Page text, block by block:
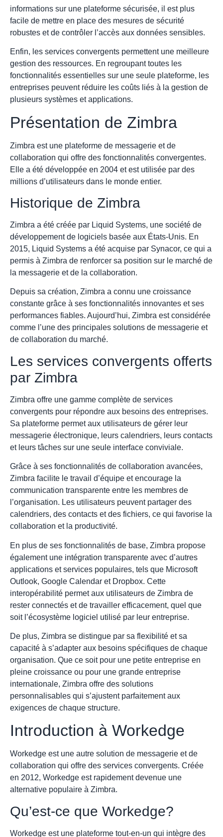
informations sur une plateforme sécurisée, il est plus
facile de mettre en place des mesures de sécurité
robustes et de contrôler l’accès aux données sensibles.
Enfin, les services convergents permettent une meilleure
gestion des ressources. En regroupant toutes les
fonctionnalités essentielles sur une seule plateforme, les
entreprises peuvent réduire les coûts liés à la gestion de
plusieurs systèmes et applications.
Présentation de Zimbra
Zimbra est une plateforme de messagerie et de
collaboration qui offre des fonctionnalités convergentes.
Elle a été développée en 2004 et est utilisée par des
millions d’utilisateurs dans le monde entier.
Historique de Zimbra
Zimbra a été créée par Liquid Systems, une société de
développement de logiciels basée aux États-Unis. En
2015, Liquid Systems a été acquise par Synacor, ce qui a
permis à Zimbra de renforcer sa position sur le marché de
la messagerie et de la collaboration.
Depuis sa création, Zimbra a connu une croissance
constante grâce à ses fonctionnalités innovantes et ses
performances fiables. Aujourd’hui, Zimbra est considérée
comme l’une des principales solutions de messagerie et
de collaboration du marché.
Les services convergents offerts
par Zimbra
Zimbra offre une gamme complète de services
convergents pour répondre aux besoins des entreprises.
Sa plateforme permet aux utilisateurs de gérer leur
messagerie électronique, leurs calendriers, leurs contacts
et leurs tâches sur une seule interface conviviale.
Grâce à ses fonctionnalités de collaboration avancées,
Zimbra facilite le travail d’équipe et encourage la
communication transparente entre les membres de
l’organisation. Les utilisateurs peuvent partager des
calendriers, des contacts et des fichiers, ce qui favorise la
collaboration et la productivité.
En plus de ses fonctionnalités de base, Zimbra propose
également une intégration transparente avec d’autres
applications et services populaires, tels que Microsoft
Outlook, Google Calendar et Dropbox. Cette
interopérabilité permet aux utilisateurs de Zimbra de
rester connectés et de travailler efficacement, quel que
soit l’écosystème logiciel utilisé par leur entreprise.
De plus, Zimbra se distingue par sa flexibilité et sa
capacité à s’adapter aux besoins spécifiques de chaque
organisation. Que ce soit pour une petite entreprise en
pleine croissance ou pour une grande entreprise
internationale, Zimbra offre des solutions
personnalisables qui s’ajustent parfaitement aux
exigences de chaque structure.
Introduction à Workedge
Workedge est une autre solution de messagerie et de
collaboration qui offre des services convergents. Créée
en 2012, Workedge est rapidement devenue une
alternative populaire à Zimbra.
Qu’est-ce que Workedge?
Workedge est une plateforme tout-en-un qui intègre des